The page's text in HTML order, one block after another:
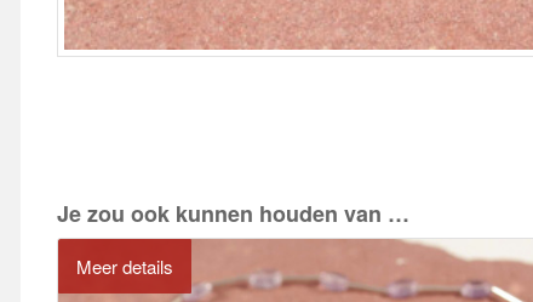
Je zou ook kunnen houden van …
Meer details